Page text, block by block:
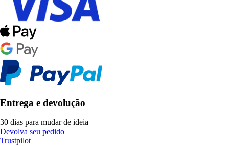
Entrega e devolução
30 dias para mudar de ideia
Devolva seu pedido
Trustpilot